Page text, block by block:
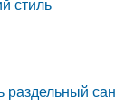
раздельный